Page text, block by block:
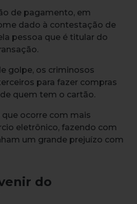
de pagamento, em
dado à contestação de
pessoa que é titular do
golpe, os criminosos
para fazer compras
quem tem o cartão.
que ocorre com mais
eletrônico, fazendo com
um grande prejuízo com
do